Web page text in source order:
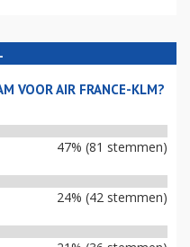
VOOR AIR FRANCE-KLM?
47% (81 stemmen)
24% (42 stemmen)